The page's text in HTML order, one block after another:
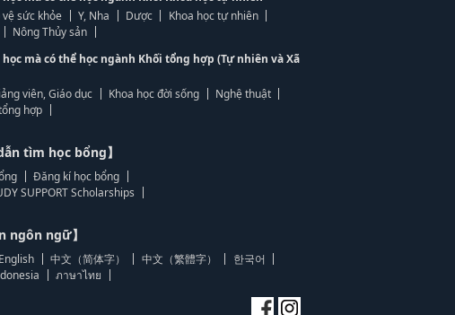
vệ sức khỏe
Y, Nha Dược
Khoa học tự nhiên
Nông Thủy sản
mà có thể học ngành Khối tổng hợp (Tự nhiên và Xã
viên, Giáo dục
Khoa học đời sống
Nghệ thuật
hợp
tìm học bổng】
Đăng kí học bổng
SUPPORT Scholarships
ngôn ngữ】
English 中文（简体字） 中文（繁體字）
한국어
ภาษาไทย